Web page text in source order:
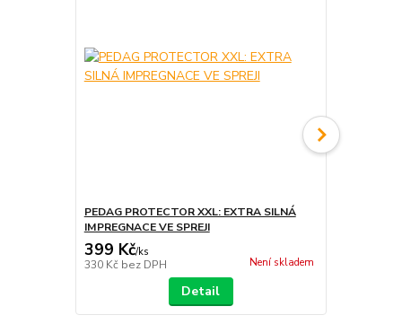
PEDAG PROTECTOR XXL: EXTRA SILNÁ
IMPREGNACE VE SPREJI
399 Kč/ks
330 Kč bez DPH Není skladem
Detail